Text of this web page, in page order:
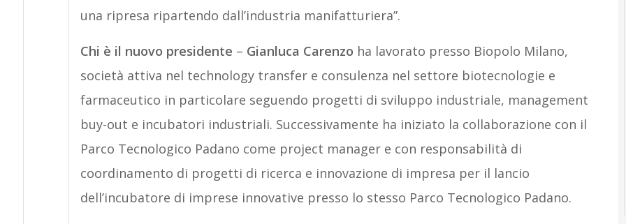
una ripresa ripartendo dall’industria manifatturiera”.
Chi è il nuovo presidente – Gianluca Carenzo ha lavorato presso Biopolo Milano,
società attiva nel technology transfer e consulenza nel settore biotecnologie e
farmaceutico in particolare seguendo progetti di sviluppo industriale, management
buy-out e incubatori industriali. Successivamente ha iniziato la collaborazione con il
Parco Tecnologico Padano come project manager e con responsabilità di
coordinamento di progetti di ricerca e innovazione di impresa per il lancio
dell’incubatore di imprese innovative presso lo stesso Parco Tecnologico Padano.